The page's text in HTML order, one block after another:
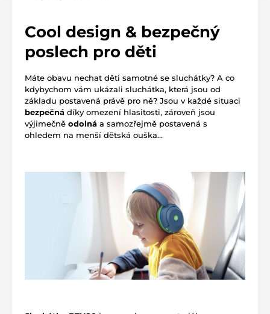
Cool design & bezpečný
poslech pro děti
Máte obavu nechat děti samotné se sluchátky? A co
kdybychom vám ukázali sluchátka, která jsou od
základu postavená právě pro ně? Jsou v každé situaci
bezpečná díky omezení hlasitosti, zároveň jsou
výjimečně odolná a samozřejmě postavená s
ohledem na menší dětská ouška...